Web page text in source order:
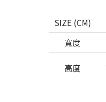
SIZE (CM)
寬度
高度